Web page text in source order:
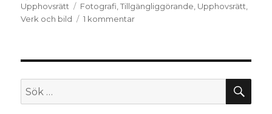
Upphovsrätt
Taggar
Fotografi ,Tillgängliggörande Upphovsrätt
Verk och bild
1 kommentar
tilgang
Sök
efter: